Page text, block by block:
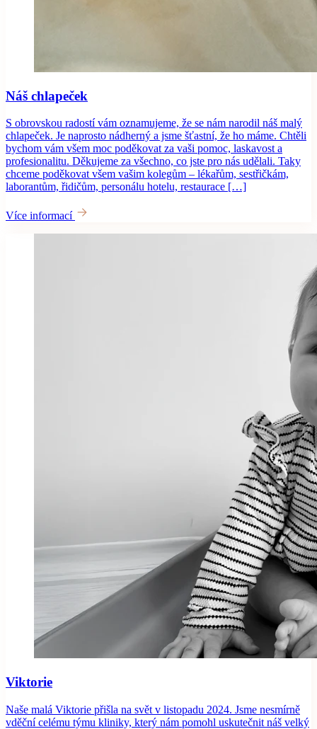
Náš chlapeček
S obrovskou radostí vám oznamujeme, že se nám narodil náš malý
chlapeček. Je naprosto nádherný a jsme šťastní, že ho máme. Chtěli
bychom vám všem moc poděkovat za vaši pomoc, laskavost a
profesionalitu. Děkujeme za všechno, co jste pro nás udělali. Taky
chceme poděkovat všem vašim kolegům – lékařům, sestřičkám,
laborantům, řidičům, personálu hotelu, restaurace […]
Více informací
Viktorie
Naše malá Viktorie přišla na svět v listopadu 2024. Jsme nesmírně
vděční celému týmu kliniky, který nám pomohl uskutečnit náš velký